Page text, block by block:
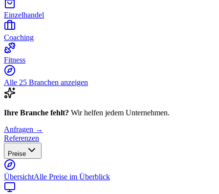
Einzelhandel
Coaching
Fitness
Alle 25 Branchen anzeigen
Ihre Branche fehlt? Wir helfen jedem Unternehmen.
Anfragen →
Referenzen
Preise
ÜbersichtAlle Preise im Überblick